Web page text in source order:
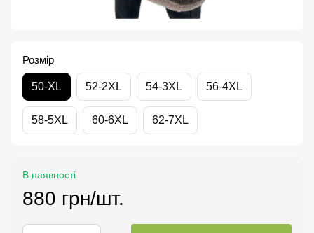
Розмір
50-XL 52-2XL 54-3XL 56-4XL
58-5XL 60-6XL 62-7XL
В наявності
880 грн/шт.